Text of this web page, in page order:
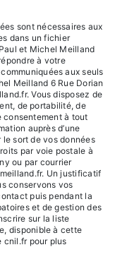
sont nécessaires aux
dans un fichier
et Michel Meilland
à votre
aux seuls
Meilland 6 Rue Dorian
Vous disposez de
de portabilité, de
consentement à tout
auprès d’une
le sort de vos données
par voie postale à
ou par courrier
Un justificatif
conservons vos
puis pendant la
et de gestion des
sur la liste
disponible à cette
cnil.fr pour plus